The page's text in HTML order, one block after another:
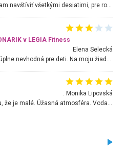
Nádherné miesto ktoré odporúčam navštíviť všetkými desiatimi, pre rodiny s deťmi, dôchodcom... Proste a jednoducho ozaj rozprávkový les.. určite ešte prídeme. Odniesli sme si na pamiatku krásne tričká,
v LEGIA Fitness
Elena Selecká
. Monika Lipovská
Úžasné prostredie, napriek tomu, že je malé. Úžasná atmosféra. Voda fantastická a nádherná. Ľudí je pomerne veľa, ale su mili a ohľaduplní. Je veľmi zaujímavé sledovať, ako dokážu spolu športovať cudzí ľudia a bez ohľadu na vek. Vládne tu pohoda. Vnuka neviem dostať z vody. Ďakujem za krásny deň . Urcite sa sem vrátim. Jediný problém je s parkovaním, ale aj ten sa mi podarilo vyriešiť. Monika Bratislava